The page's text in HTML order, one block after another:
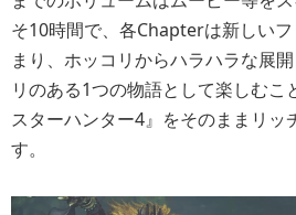
そ10時間で、各Chapterは新しい
まり、ホッコリからハラハラな展
リのある1つの物語として楽しむこ
スターハンター4』をそのままリッ
す。